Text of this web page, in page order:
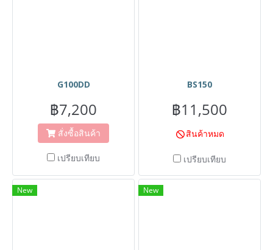
G100DD
฿7,200
สั่งซื้อสินค้า
เปรียบเทียบ
BS150
฿11,500
สินค้าหมด
เปรียบเทียบ
New New